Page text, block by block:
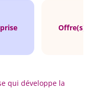
Offre(s)
qui développe la